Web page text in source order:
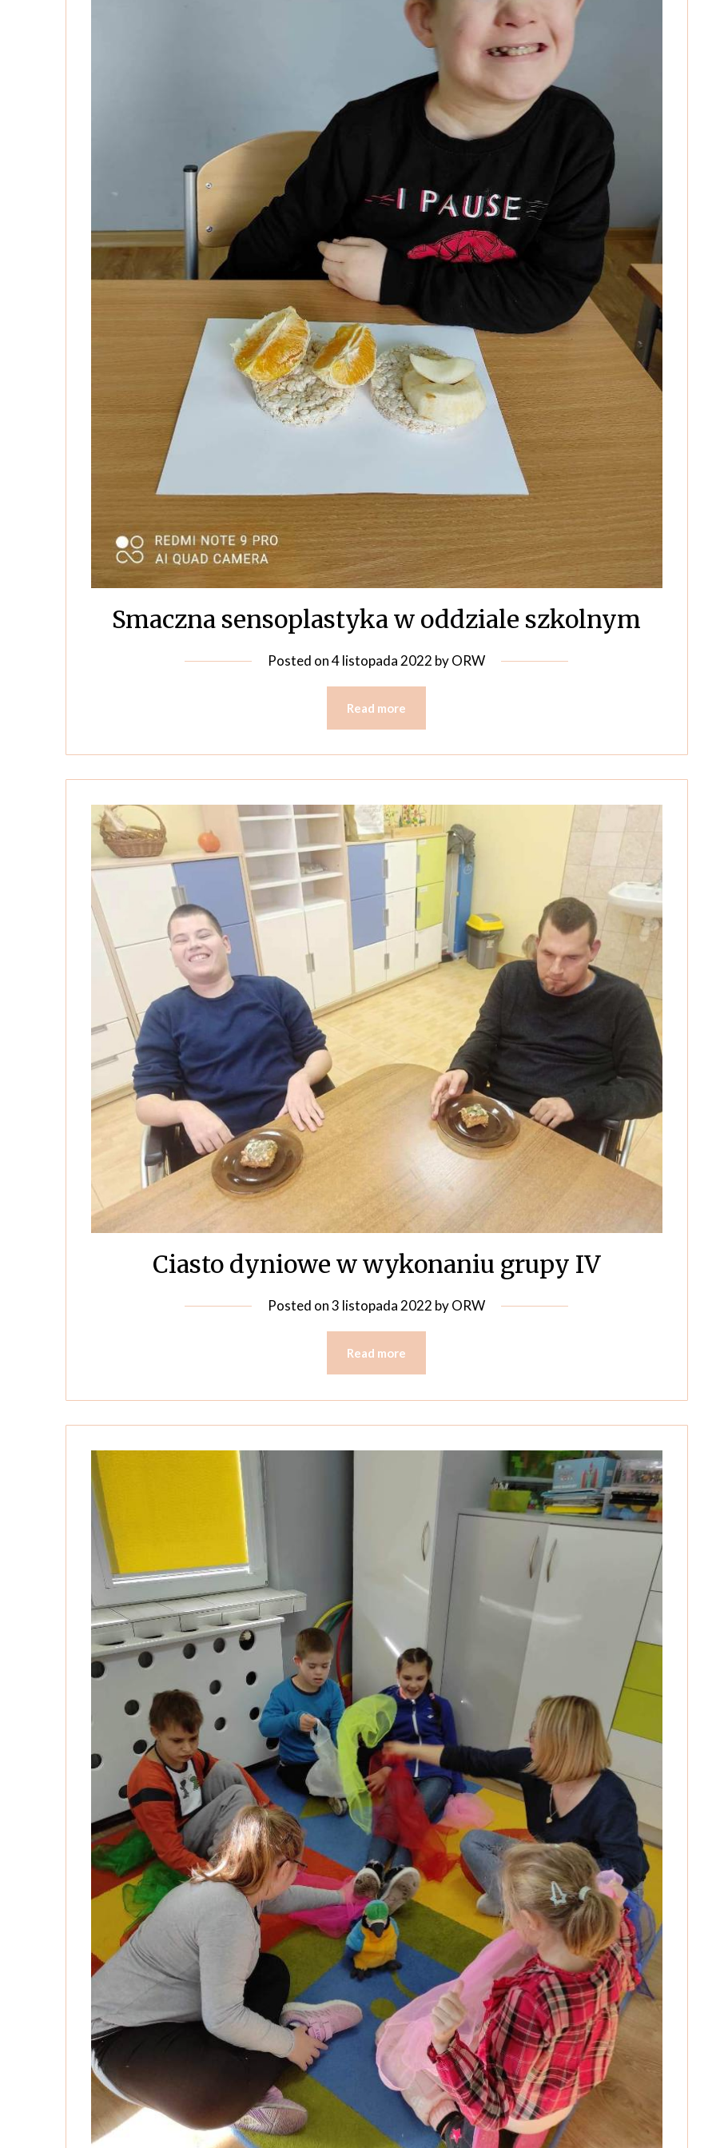
Smaczna sensoplastyka w oddziale szkolnym
Posted on4 listopada 2022 byORW
Read more
Ciasto dyniowe w wykonaniu grupy IV
Posted on3 listopada 2022 byORW
Read more